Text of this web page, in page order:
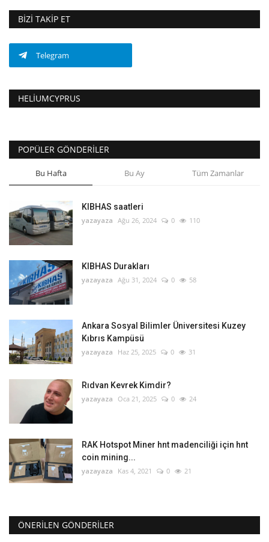
BIZI TAKIP ET
Telegram
HELIUMCYPRUS
POPÜLER GÖNDERILER
Bu Hafta Bu Ay Tüm Zamanlar
KIBHAS saatleri
yazayaza Ağu 26, 2024 0 110
KIBHAS Durakları
yazayaza Ağu 31, 2024 0 58
Ankara Sosyal Bilimler Üniversitesi Kuzey
Kıbrıs Kampüsü
yazayaza Haz 25, 2025 0 31
Rıdvan Kevrek Kimdir?
yazayaza Oca 21, 2025 0 24
RAK Hotspot Miner hnt madenciliği için hnt
coin mining...
yazayaza Kas 4, 2021 0 21
ÖNERILEN GÖNDERILER